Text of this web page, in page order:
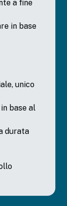
a fine
in base
unico
base al
durata